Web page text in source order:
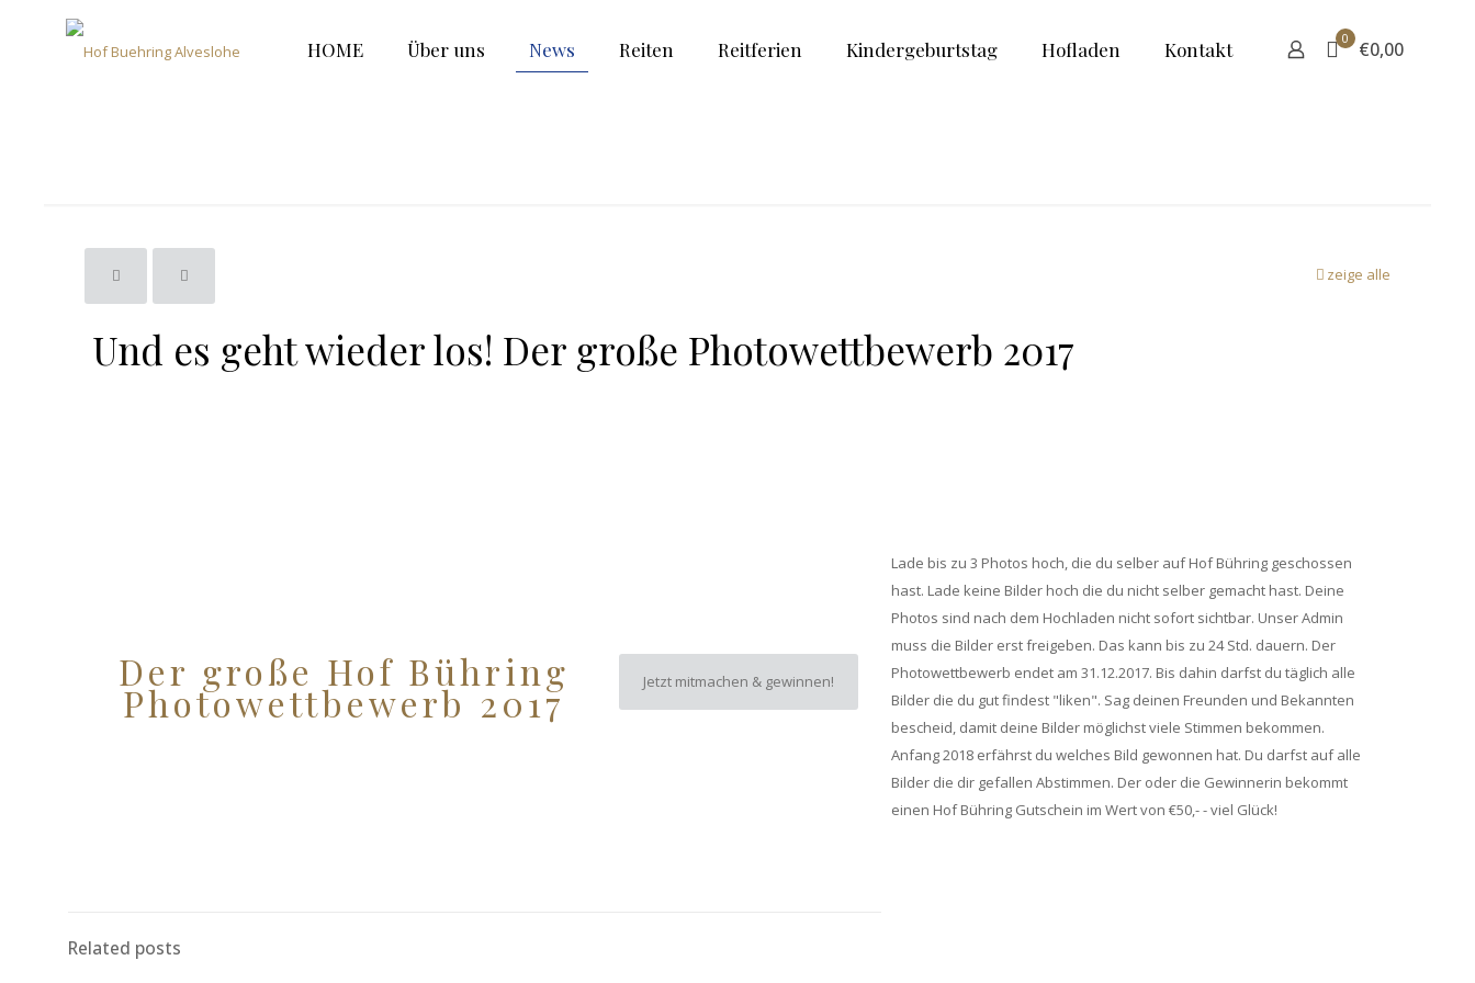
HOME Über uns News Reiten Reitferien Kindergeburtstag Hofladen Kontakt 0 €0,00
zeige alle
Und es geht wieder los! Der große Photowettbewerb 2017
Der große Hof Bühring
Photowettbewerb 2017 Jetzt mitmachen & gewinnen!
Lade bis zu 3 Photos hoch, die du selber auf Hof Bühring geschossen
hast. Lade keine Bilder hoch die du nicht selber gemacht hast. Deine
Photos sind nach dem Hochladen nicht sofort sichtbar. Unser Admin
muss die Bilder erst freigeben. Das kann bis zu 24 Std. dauern. Der
Photowettbewerb endet am 31.12.2017. Bis dahin darfst du täglich alle
Bilder die du gut findest "liken". Sag deinen Freunden und Bekannten
bescheid, damit deine Bilder möglichst viele Stimmen bekommen.
Anfang 2018 erfährst du welches Bild gewonnen hat. Du darfst auf alle
Bilder die dir gefallen Abstimmen. Der oder die Gewinnerin bekommt
einen Hof Bühring Gutschein im Wert von €50,- - viel Glück!
Related posts